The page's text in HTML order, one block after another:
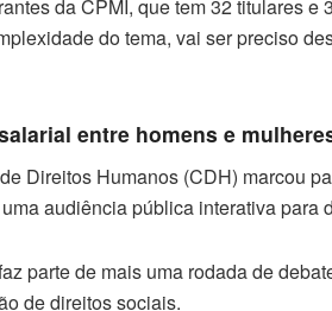
da CPMI, que tem 32 titulares
do tema, vai ser preciso
entre homens e
Direitos Humanos (CDH) marcou
audiência pública interativa para
parte de mais uma rodada de
de direitos sociais.